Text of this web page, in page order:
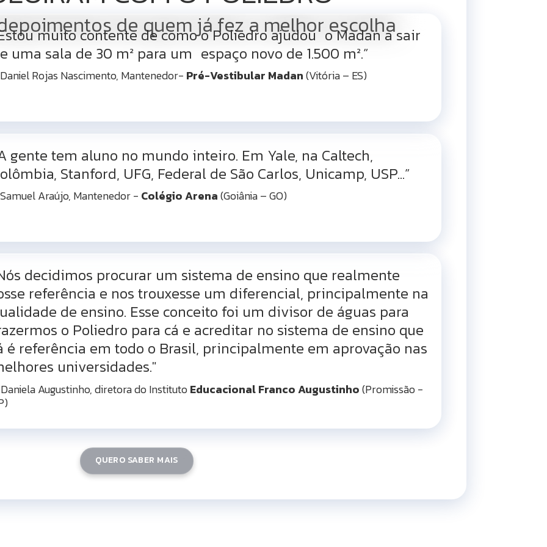
de quem já fez a melhor escolha
muito contente de como o Poliedro ajudou o Madan a sair
uma sala de 30 m² para um espaço novo de 1.500 m².”
Daniel Rojas Nascimento, Mantenedor- Pré-Vestibular Madan(Vitória – ES)
gente tem aluno no mundo inteiro. Em Yale, na Caltech,
Stanford, UFG, Federal de São Carlos, Unicamp, USP...”
Samuel Araújo, Mantenedor - Colégio Arena(Goiânia – GO)
decidimos procurar um sistema de ensino que realmente
referência e nos trouxesse um diferencial, principalmente na
de ensino. Esse conceito foi um divisor de águas para
o Poliedro para cá e acreditar no sistema de ensino que
é referência em todo o Brasil, principalmente em aprovação nas
universidades."
Augustinho, diretora do InstitutoEducacional Franco Augustinho(Promissão -
QUERO SABER MAIS